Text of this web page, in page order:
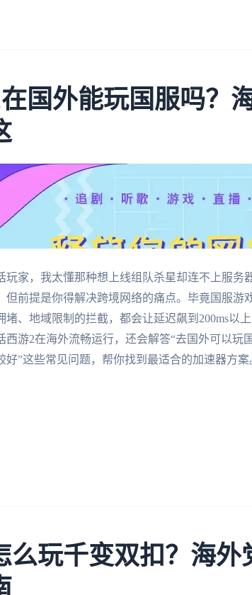
国外能玩国服吗？
玩家，我太懂那种想上线组队杀星却连不上服
但前提是你得解决跨境网络的痛点。毕竟国服游
、地域限制的拦截，都会让延迟飙到200ms以
游2在海外流畅运行，还会解答“去国外可以玩
”这些常见问题，帮你找到最适合的加速器方案
么玩千变双扣？海外